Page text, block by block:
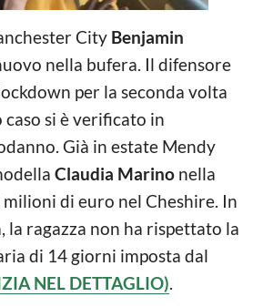
City Benjamin
nella bufera. Il difensore
per la seconda volta
caso si è verificato in
Già in estate Mendy
Claudia Marino nella
milioni di euro nel Cheshire. In
la ragazza non ha rispettato la
di 14 giorni imposta dal
NEL DETTAGLIO).